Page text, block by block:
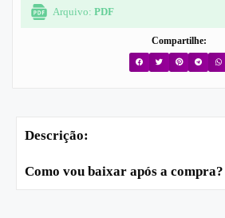
Arquivo: PDF
Compartilhe:
Descrição:
Como vou baixar após a compra?